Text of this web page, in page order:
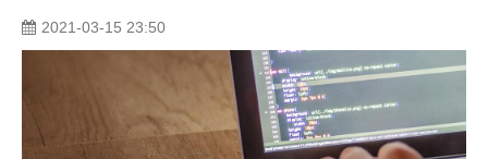
2021-03-15 23:50